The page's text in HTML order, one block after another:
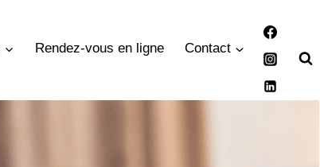
Rendez-vous en ligne
Contact